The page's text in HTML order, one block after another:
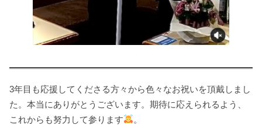
3年目も応援してくださる方々から色々なお祝いを頂戴しまし
た。本当にありがとうございます。期待に応えられるよう、
これからも努力して参ります
。